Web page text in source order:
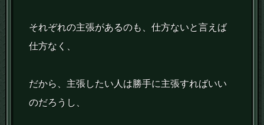
それぞれの主張があるのも、仕方ないと言えば
仕方なく、
だから、主張したい人は勝手に主張すればいい
のだろうし、